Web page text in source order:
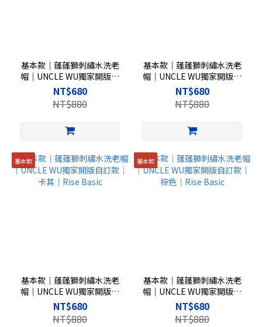
基本款｜蓬蓬獅刺繡水洗老
帽｜UNCLE WU獨家開版自
訂款｜寶寶藍｜Rise Basic
NT$680
NT$880
基本款｜蓬蓬獅刺繡水洗老
帽｜UNCLE WU獨家開版自
訂款｜冰湖藍｜Rise Basic
NT$680
NT$880
基本款
基本款｜蓬蓬獅刺繡水洗老
帽｜UNCLE WU獨家開版自
訂款｜卡其｜Rise Basic
NT$680
NT$880
基本款
基本款｜蓬蓬獅刺繡水洗老
帽｜UNCLE WU獨家開版自
訂款｜棕色｜Rise Basic
NT$680
NT$880